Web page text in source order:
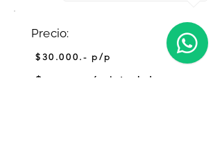
Precio:
$30.000.- p/p
$30.000.- p/p sin traslado